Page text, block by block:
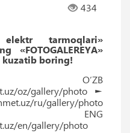
434
tarmoqlari»
«FOTOGALEREYA»
boring!
oz/gallery/photo ►
ru/gallery/photo
en/gallery/photo